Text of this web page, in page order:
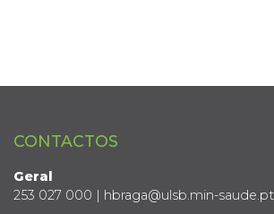
CONTACTOS
Geral
253 027 000 | hbraga@ulsb.min-saude.pt